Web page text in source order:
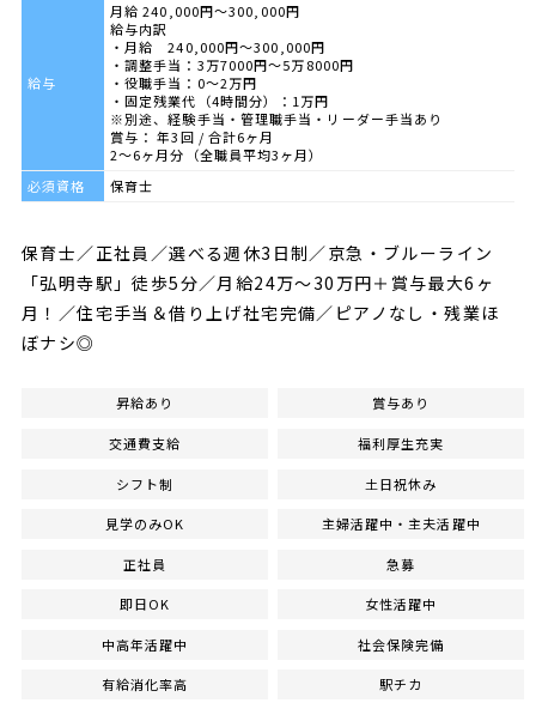
給与
月給 240,000円～300,000円
給与内訳
・月給 240,000円～300,000円
・調整手当：3万7000円～5万8000円
・役職手当：0～2万円
・固定残業代（4時間分）：1万円
※別途、経験手当・管理職手当・リーダー手当あり
賞与： 年3回 / 合計6ヶ月
2～6ヶ月分（全職員平均3ヶ月）
必須資格
保育士
保育士／正社員／選べる週休3日制／京急・ブルーライン
「弘明寺駅」徒歩5分／月給24万〜30万円＋賞与最大6ヶ
月！／住宅手当＆借り上げ社宅完備／ピアノなし・残業ほ
ぼナシ◎
昇給あり 賞与あり
交通費支給 福利厚生充実
シフト制 土日祝休み
見学のみOK 主婦活躍中・主夫活躍中
正社員 急募
即日OK 女性活躍中
中高年活躍中 社会保険完備
有給消化率高 駅チカ